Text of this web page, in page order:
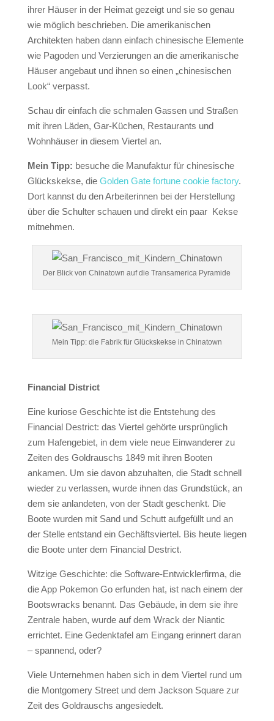
ihrer Häuser in der Heimat gezeigt und sie so genau
wie möglich beschrieben. Die amerikanischen
Architekten haben dann einfach chinesische Elemente
wie Pagoden und Verzierungen an die amerikanische
Häuser angebaut und ihnen so einen „chinesischen
Look“ verpasst.
Schau dir einfach die schmalen Gassen und Straßen
mit ihren Läden, Gar-Küchen, Restaurants und
Wohnhäuser in diesem Viertel an.
Mein Tipp: besuche die Manufaktur für chinesische
Glückskekse, die Golden Gate fortune cookie factory.
Dort kannst du den Arbeiterinnen bei der Herstellung
über die Schulter schauen und direkt ein paar Kekse
mitnehmen.
Der Blick von Chinatown auf die Transamerica Pyramide
Mein Tipp: die Fabrik für Glückskekse in Chinatown
Financial District
Eine kuriose Geschichte ist die Entstehung des
Financial Destrict: das Viertelgehörte ursprünglich
zum Hafengebiet, in dem viele neue Einwanderer zu
Zeiten des Goldrauschs 1849 mit ihren Booten
ankamen. Um sie davon abzuhalten, die Stadt schnell
wieder zu verlassen, wurde ihnen das Grundstück, an
dem sie anlandeten, von der Stadt geschenkt. Die
Boote wurden mit Sand und Schutt aufgefüllt und an
der Stelle entstand ein Gechäftsviertel. Bis heute liegen
die Boote unter dem Financial Destrict.
Witzige Geschichte: die Software-Entwicklerfirma, die
die App Pokemon Go erfunden hat, ist nach einem der
Bootswracks benannt. Das Gebäude, in dem sie ihre
Zentrale haben, wurde auf dem Wrack der Niantic
errichtet. Eine Gedenktafel am Eingang erinnert daran
– spannend, oder?
Viele Unternehmen haben sich in dem Viertel rund um
die Montgomery Street und dem Jackson Square zur
Zeit des Goldrauschs angesiedelt.